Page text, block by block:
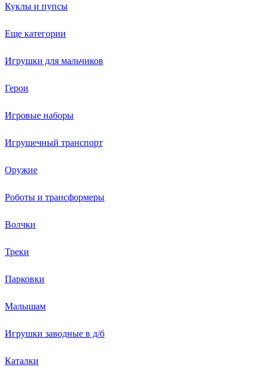
Куклы и пупсы
Еще категории
Игрушки для мальчиков
Герои
Игровые наборы
Игрушечный транспорт
Оружие
Роботы и трансформеры
Волчки
Треки
Парковки
Малышам
Игрушки заводные в д/б
Каталки